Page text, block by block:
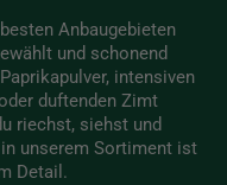
Anbaugebieten
und schonend
intensiven
duftenden Zimt
riechst, siehst und
unserem Sortiment ist
Detail.